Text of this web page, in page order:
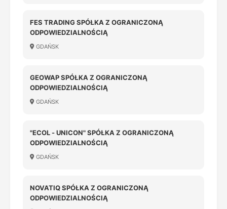
FES TRADING SPÓŁKA Z OGRANICZONĄ
ODPOWIEDZIALNOŚCIĄ
GDAŃSK
GEOWAP SPÓŁKA Z OGRANICZONĄ
ODPOWIEDZIALNOŚCIĄ
GDAŃSK
"ECOL - UNICON" SPÓŁKA Z OGRANICZONĄ
ODPOWIEDZIALNOŚCIĄ
GDAŃSK
NOVATIQ SPÓŁKA Z OGRANICZONĄ
ODPOWIEDZIALNOŚCIĄ